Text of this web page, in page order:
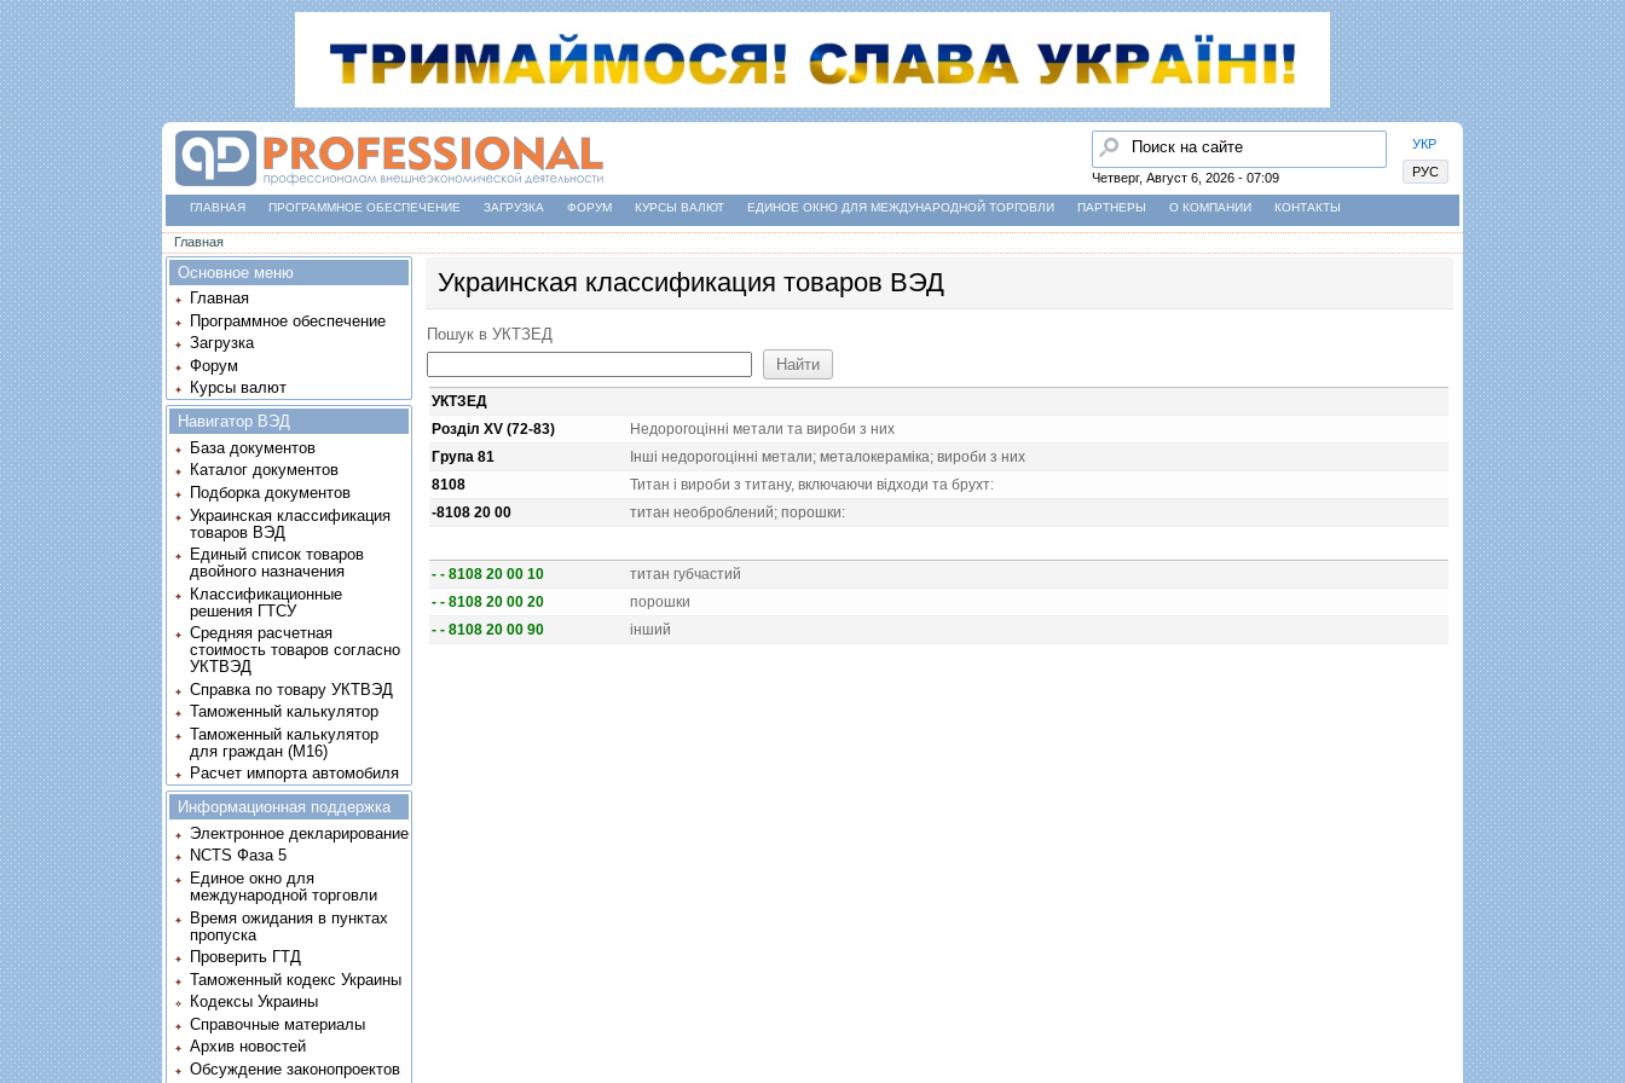
УКР
РУС
Найти
Четверг, Август 6, 2026 - 07:09
ГЛАВНАЯ ПРОГРАММНОЕ ОБЕСПЕЧЕНИЕ ЗАГРУЗКА ФОРУМ КУРСЫ ВАЛЮТ ЕДИНОЕ ОКНО ДЛЯ МЕЖДУНАРОДНОЙ ТОРГОВЛИ ПАРТНЕРЫ О КОМПАНИИ КОНТАКТЫ
Вы здесь
Главная
Украинская классификация товаров ВЭД
Пошук в УКТЗЕД
УКТЗЕД
Розділ XV (72-83)
Недорогоцiннi метали та вироби з них
Група 81
Iншi недорогоцiннi метали; металокерамiка; вироби з них
8108
Титан i вироби з титану, включаючи вiдходи та брухт:
-8108 20 00
титан необроблений; порошки:
- - 8108 20 00 10
титан губчастий
- - 8108 20 00 20
порошки
- - 8108 20 00 90
iнший
Основное меню
Главная
Программное обеспечение
Загрузка
Форум
Курсы валют
Навигатор ВЭД
База документов
Каталог документов
Подборка документов
Украинская классификация
товаров ВЭД
Единый список товаров
двойного назначения
Классификационные
решения ГТСУ
Средняя расчетная
стоимость товаров согласно
УКТВЭД
Справка по товару УКТВЭД
Таможенный калькулятор
Таможенный калькулятор
для граждан (M16)
Расчет импорта автомобиля
Информационная поддержка
Электронное декларирование
NCTS Фаза 5
Единое окно для
международной торговли
Время ожидания в пунктах
пропуска
Проверить ГТД
Таможенный кодекс Украины
Кодексы Украины
Справочные материалы
Архив новостей
Обсуждение законопроектов